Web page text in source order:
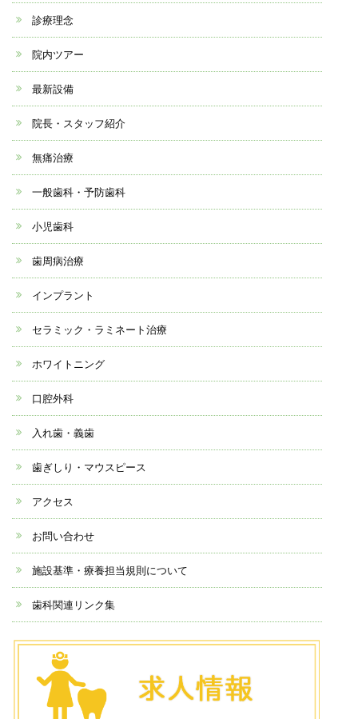
診療理念
院内ツアー
最新設備
院長・スタッフ紹介
無痛治療
一般歯科・予防歯科
小児歯科
歯周病治療
インプラント
セラミック・ラミネート治療
ホワイトニング
口腔外科
入れ歯・義歯
歯ぎしり・マウスピース
アクセス
お問い合わせ
施設基準・療養担当規則について
歯科関連リンク集